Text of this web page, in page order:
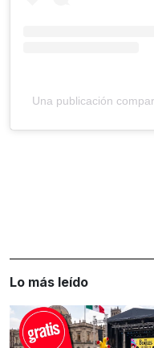
Una publicación
Lo más leído